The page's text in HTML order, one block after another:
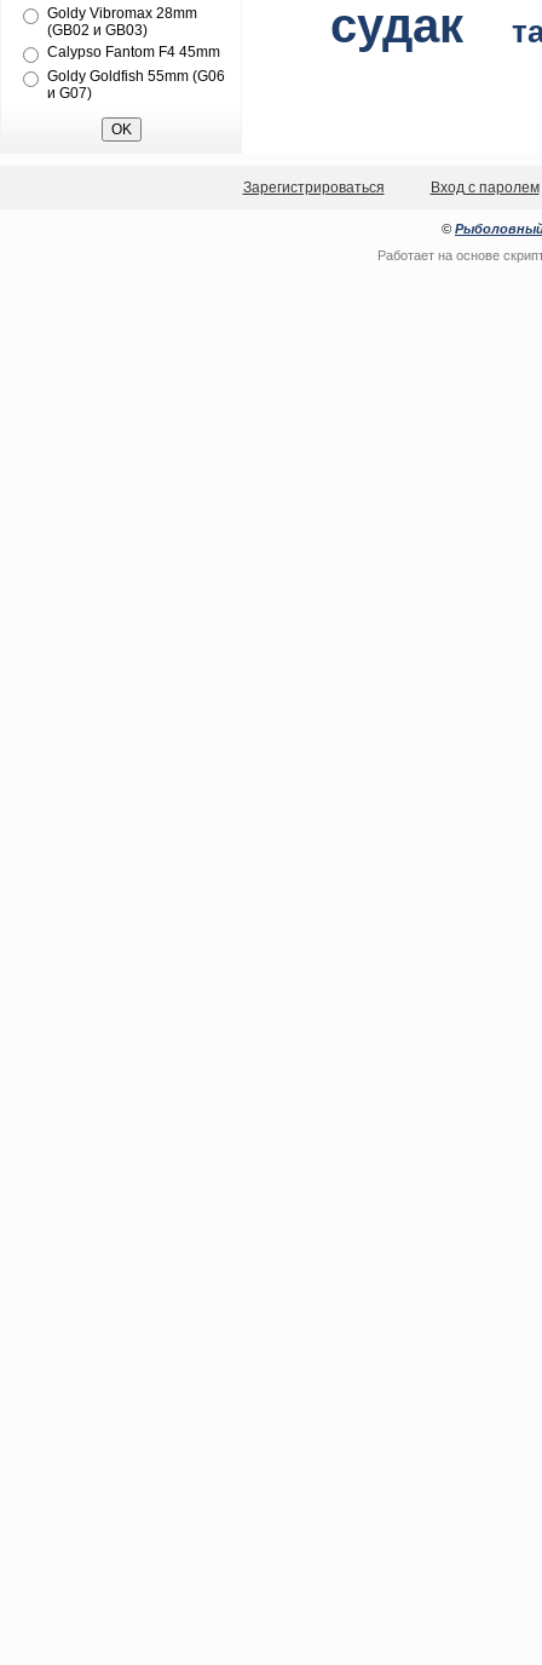
Goldy Vibromax 28mm
(GB02 и GB03)
Calypso Fantom F4 45mm
Goldy Goldfish 55mm (G06
и G07)
судак
Зарегистрироваться Вход с паролем
© Рыболовный
Работает на основе